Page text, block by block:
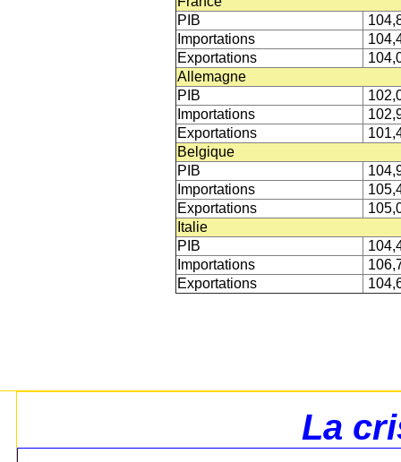
PIB
Importations
Exportations
Allemagne
PIB
Importations
Exportations
Belgique
PIB
Importations
Exportations
Italie
PIB
Importations
Exportations
La